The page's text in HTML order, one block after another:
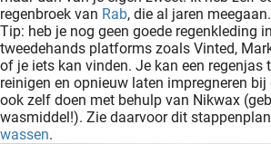
regenbroek van Rab, die al jaren meegaan.
Tip: heb je nog geen goede regenkleding
tweedehands platforms zoals Vinted,
of je iets kan vinden. Je kan een regenjas
reinigen en opnieuw laten impregneren bij
ook zelf doen met behulp van Nikwax
wasmiddel!). Zie daarvoor dit
wassen.